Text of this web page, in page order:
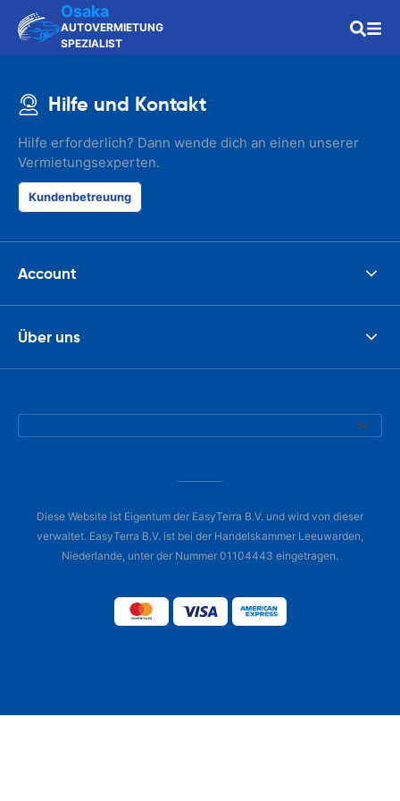
Osaka
AUTOVERMIETUNG
SPEZIALIST
Hilfe und Kontakt
Hilfe erforderlich? Dann wende dich an einen unserer
Vermietungsexperten.
Kundenbetreuung
Account
Über uns
Diese Website ist Eigentum der EasyTerra B.V. und wird von dieser
verwaltet. EasyTerra B.V. ist bei der Handelskammer Leeuwarden,
Niederlande, unter der Nummer 01104443 eingetragen.